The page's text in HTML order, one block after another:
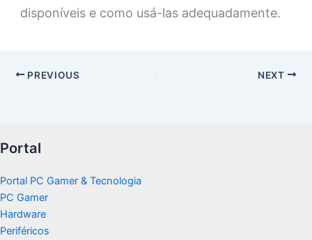
disponíveis e como usá-las adequadamente.
PREVIOUS NEXT
Portal
Portal PC Gamer & Tecnologia
PC Gamer
Hardware
Periféricos